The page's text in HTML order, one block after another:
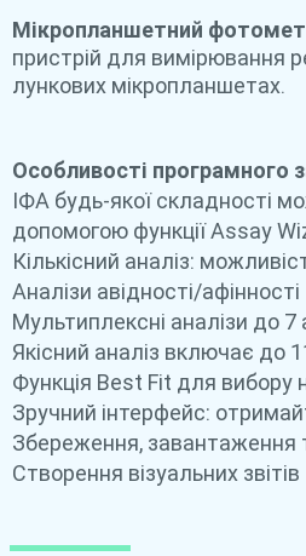
Мікропланшетний
пристрій для вимірювання
лункових мікропланшетах.
Особливості програмного
ІФА будь-якої складності
допомогою функції Assay
Кількісний аналіз:
Аналізи авідності/афінності
Мультиплексні аналізи до 7
Якісний аналіз включає до
Функція Best Fit для вибору
Зручний інтерфейс:
Збереження, завантаження
Створення візуальних звітів